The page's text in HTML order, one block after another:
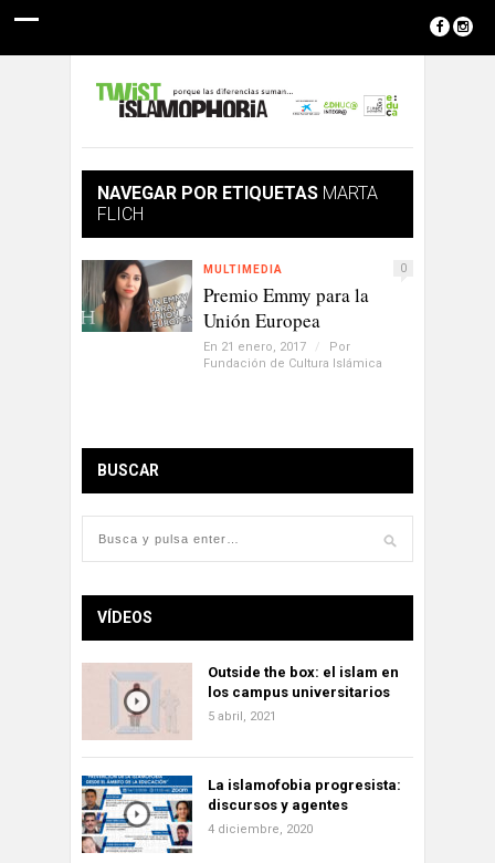
NAVEGAR POR ETIQUETAS MARTA
FLICH
MULTIMEDIA 0
Premio Emmy para la
Unión Europea
En 21 enero, 2017 /
Por
Fundación de Cultura Islámica
BUSCAR
VÍDEOS
Outside the box: el islam en
los campus universitarios
5 abril, 2021
La islamofobia progresista:
discursos y agentes
4 diciembre, 2020